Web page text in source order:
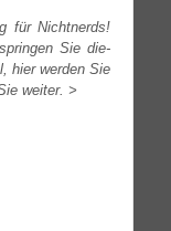
für Nicht­nerds!
Sie die­
hier wer­den Sie
weiter. >